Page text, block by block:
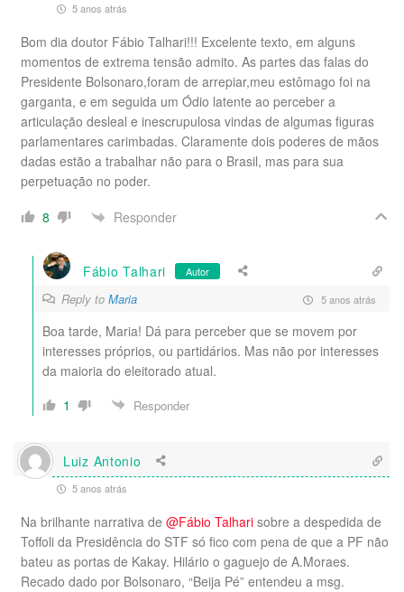
5 anos atrás
Bom dia doutor Fábio Talhari!!! Excelente texto, em alguns
momentos de extrema tensão admito. As partes das falas do
Presidente Bolsonaro,foram de arrepiar,meu estômago foi na
garganta, e em seguida um Ódio latente ao perceber a
articulação desleal e inescrupulosa vindas de algumas figuras
parlamentares carimbadas. Claramente dois poderes de mãos
dadas estão a trabalhar não para o Brasil, mas para sua
perpetuação no poder.
8
Responder
Fábio Talhari Autor
Reply to Maria 5 anos atrás
Boa tarde, Maria! Dá para perceber que se movem por
interesses próprios, ou partidários. Mas não por interesses
da maioria do eleitorado atual.
1
Responder
Luiz Antonio
5 anos atrás
Na brilhante narrativa de @Fábio Talhari sobre a despedida de
Toffoli da Presidência do STF só fico com pena de que a PF não
bateu as portas de Kakay. Hilário o gaguejo de A.Moraes.
Recado dado por Bolsonaro, “Beija Pé” entendeu a msg.